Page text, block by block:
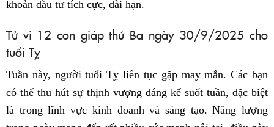
khoản đầu tư tích cực, dài hạn.
Tử vi 12 con giáp thứ Ba ngày 30/9/2025 cho
tuổi Tỵ
Tuần này, người tuổi Tỵ liên tục gặp may mắn. Các bạn
có thể thu hút sự thịnh vượng đáng kể suốt tuần, đặc biệt
là trong lĩnh vực kinh doanh và sáng tạo. Năng lượng